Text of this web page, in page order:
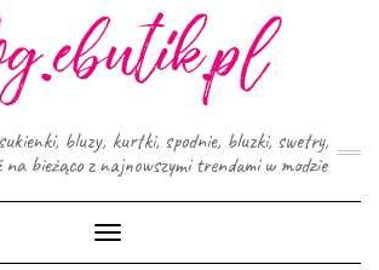
bluzy, kurtki, spodnie, bluzki, swetry,
bieżąco z najnowszymi trendami w modzie
Toggle
Navigation